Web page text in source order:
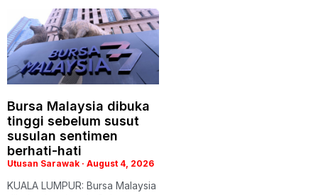
Bursa Malaysia dibuka
tinggi sebelum susut
susulan sentimen
berhati-hati
Utusan Sarawak August 4, 2026
KUALA LUMPUR: Bursa Malaysia